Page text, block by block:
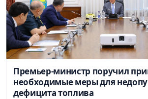
Премьер-министр поручил
необходимые меры для
дефицита топлива